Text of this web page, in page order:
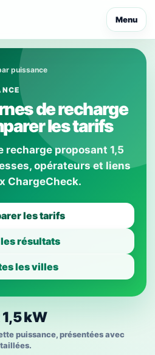
Menu
puissance
de recharge
les tarifs
recharge proposant 1,5
opérateurs et liens
ChargeCheck.
les tarifs
résultats
les villes
kW
puissance, présentées avec